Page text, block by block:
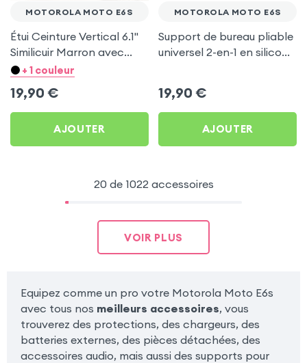
MOTOROLA MOTO E6S
Étui Ceinture Vertical 6.1''
Similicuir Marron avec
Porte carte pour
+ 1 couleur
19,90 €
AJOUTER
MOTOROLA MOTO E6S
Support de bureau pliable
universel 2-en-1 en silicone
19,90 €
AJOUTER
20 de 1022 accessoires
VOIR PLUS
Equipez comme un pro votre Motorola Moto E6s
avec tous nos meilleurs accessoires, vous
trouverez des protections, des chargeurs, des
batteries externes, des pièces détachées, des
accessoires audio, mais aussi des supports pour